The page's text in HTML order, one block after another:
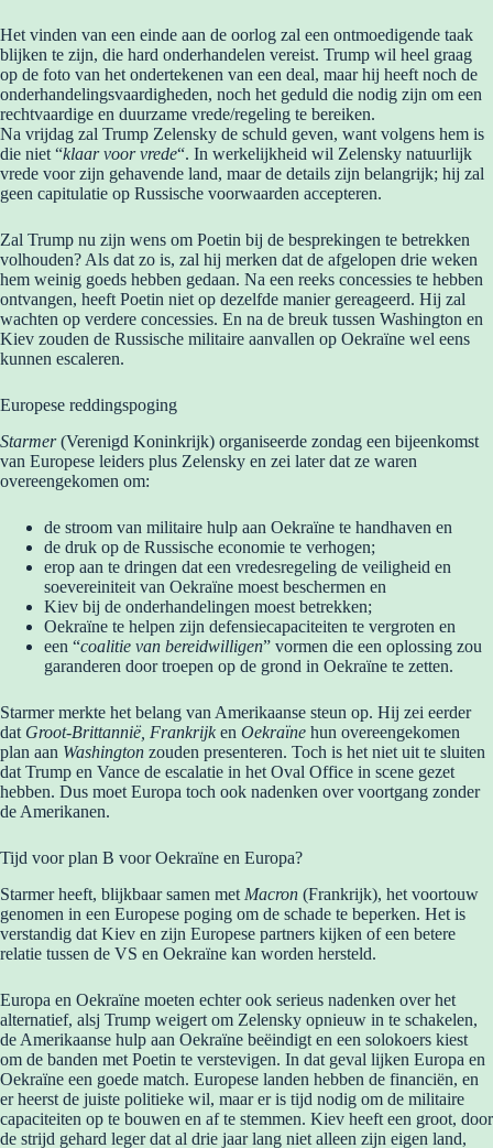
Het vinden van een einde aan de oorlog zal een ontmoedigende taak
blijken te zijn, die hard onderhandelen vereist. Trump wil heel graag
op de foto van het ondertekenen van een deal, maar hij heeft noch de
onderhandelingsvaardigheden, noch het geduld die nodig zijn om een ​​
rechtvaardige en duurzame vrede/regeling te bereiken.
Na vrijdag zal Trump Zelensky de schuld geven, want volgens hem is
die niet “klaar voor vrede“. In werkelijkheid wil Zelensky natuurlijk
vrede voor zijn gehavende land, maar de details zijn belangrijk; hij zal
geen capitulatie op Russische voorwaarden accepteren.
Zal Trump nu zijn wens om Poetin bij de besprekingen te betrekken
volhouden? Als dat zo is, zal hij merken dat de afgelopen drie weken
hem weinig goeds hebben gedaan. Na een reeks concessies te hebben
ontvangen, heeft Poetin niet op dezelfde manier gereageerd. Hij zal
wachten op verdere concessies. En na de breuk tussen Washington en
Kiev zouden de Russische militaire aanvallen op Oekraïne wel eens
kunnen escaleren.
Europese reddingspoging
Starmer(Verenigd Koninkrijk) organiseerde zondag een bijeenkomst
van Europese leiders plus Zelensky en zei later dat ze waren
overeengekomen om:
de stroom van militaire hulp aan Oekraïne te handhaven en
de druk op de Russische economie te verhogen;
erop aan te dringen dat een vredesregeling de veiligheid en
soevereiniteit van Oekraïne moest beschermen en
Kiev bij de onderhandelingen moest betrekken;
Oekraïne te helpen zijn defensiecapaciteiten te vergroten en
een “coalitie van bereidwilligen” vormen die een oplossing zou
garanderen door troepen op de grond in Oekraïne te zetten.
Starmer merkte het belang van Amerikaanse steun op. Hij zei eerder
dat Groot-Brittannië, Frankrijk en Oekraïne hun overeengekomen
plan aan Washington zouden presenteren. Toch is het niet uit te sluiten
dat Trump en Vance de escalatie in het Oval Office in scene gezet
hebben. Dus moet Europa toch ook nadenken over voortgang zonder
de Amerikanen.
Tijd voor plan B voor Oekraïne en Europa?
Starmer heeft, blijkbaar samen met Macron (Frankrijk), het voortouw
genomen in een Europese poging om de schade te beperken. Het is
verstandig dat Kiev en zijn Europese partners kijken of een betere
relatie tussen de VS en Oekraïne kan worden hersteld.
Europa en Oekraïne moeten echter ook serieus nadenken over het
alternatief, alsj Trump weigert om Zelensky opnieuw in te schakelen,
de Amerikaanse hulp aan Oekraïne beëindigt en een solokoers kiest
om de banden met Poetin te verstevigen. In dat geval lijken Europa en
Oekraïne een goede match. Europese landen hebben de financiën, en
er heerst de juiste politieke wil, maar er is tijd nodig om de militaire
capaciteiten op te bouwen en af te stemmen. Kiev heeft een groot, door
de strijd gehard leger dat al drie jaar lang niet alleen zijn eigen land,